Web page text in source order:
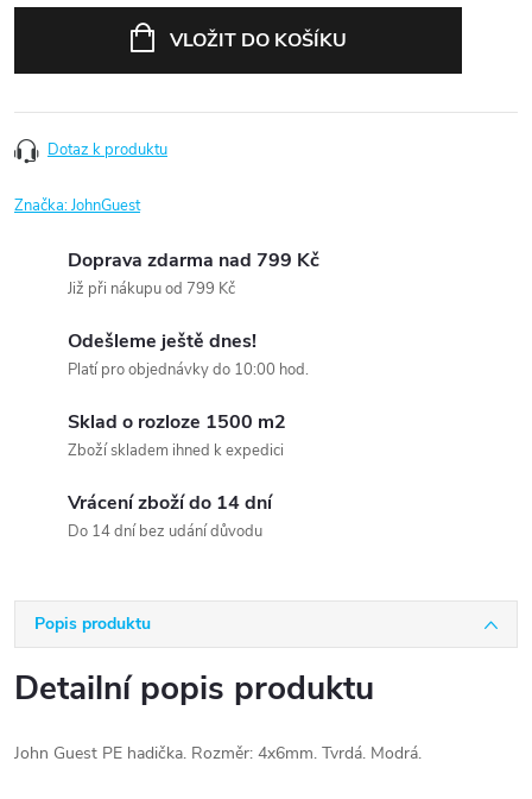
VLOŽIT DO KOŠÍKU
Dotaz k produktu
Značka:JohnGuest
Doprava zdarma nad 799 Kč
Již při nákupu od 799 Kč
Odešleme ještě dnes!
Platí pro objednávky do 10:00 hod.
Sklad o rozloze 1500 m2
Zboží skladem ihned k expedici
Vrácení zboží do 14 dní
Do 14 dní bez udání důvodu
Popis produktu
Detailní popis produktu
John Guest PE hadička. Rozměr: 4x6mm. Tvrdá. Modrá.